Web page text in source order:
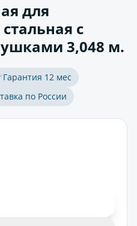
для
с
3,048 м.
Гарантия 12 мес
по России